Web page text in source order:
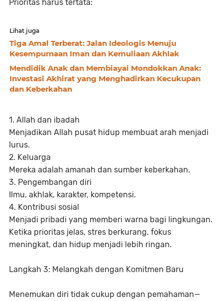
Prioritas harus tertata:
Lihat juga
Tiga Amal Terberat: Jalan Ideologis Menuju
Kesempurnaan Iman dan Kemuliaan Akhlak
Mendidik Anak dan Membiayai Mondokkan Anak:
Investasi Akhirat yang Menghadirkan Kecukupan
dan Keberkahan
1. Allah dan ibadah
Menjadikan Allah pusat hidup membuat arah menjadi
lurus.
2. Keluarga
Mereka adalah amanah dan sumber keberkahan.
3. Pengembangan diri
Ilmu, akhlak, karakter, kompetensi.
4. Kontribusi sosial
Menjadi pribadi yang memberi warna bagi lingkungan.
Ketika prioritas jelas, stres berkurang, fokus
meningkat, dan hidup menjadi lebih ringan.
Langkah 3: Melangkah dengan Komitmen Baru
Menemukan diri tidak cukup dengan pemahaman—